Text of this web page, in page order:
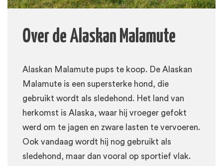
Over de Alaskan Malamute
Alaskan Malamute pups te koop. De Alaskan
Malamute is een supersterke hond, die
gebruikt wordt als sledehond. Het land van
herkomst is Alaska, waar hij vroeger gefokt
werd om te jagen en zware lasten te vervoeren.
Ook vandaag wordt hij nog gebruikt als
sledehond, maar dan vooral op sportief vlak.